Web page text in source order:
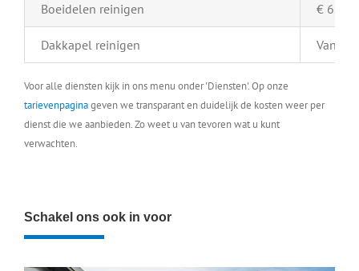
Boeidelen reinigen € 6,-
Dakkapel reinigen Vanaf
Voor alle diensten kijk in ons menu onder 'Diensten'. Op onze
tarievenpaginageven we transparant en duidelijk de kosten weer per
dienst die we aanbieden. Zo weet u van tevoren wat u kunt
verwachten.
Schakel ons ook in voor